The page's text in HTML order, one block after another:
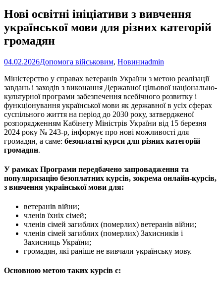
Нові освітні ініціативи з вивчення
української мови для різних категорій
громадян
04.02.2026Допомога військовим, Новиниadmin
Міністерство у справах ветеранів України з метою реалізації
завдань і заходів з виконання Державної цільової національно-
культурної програми забезпечення всебічного розвитку і
функціонування української мови як державної в усіх сферах
суспільного життя на період до 2030 року, затвердженої
розпорядженням Кабінету Міністрів України від 15 березня
2024 року № 243-р, інформує про нові можливості для
громадян, а саме: безоплатні курси для різних категорій
громадян.
У рамках Програми передбачено запровадження та
популяризацію безоплатних курсів, зокрема онлайн-курсів,
з вивчення української мови для:
ветеранів війни;
членів їхніх сімей;
членів сімей загиблих (померлих) ветеранів війни;
членів сімей загиблих (померлих) Захисників і
Захисниць України;
громадян, які раніше не вивчали українську мову.
Основною метою таких курсів є: